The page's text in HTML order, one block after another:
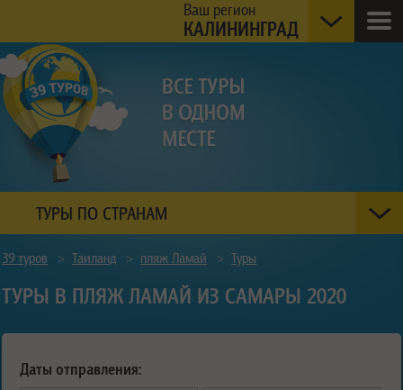
Ваш регион
КАЛИНИНГРАД
ТУРЫ ПО СТРАНАМ
39 туров > Таиланд > пляж Ламай > Туры
ТУРЫ В ПЛЯЖ ЛАМАЙ ИЗ САМАРЫ 2020
Даты отправления: